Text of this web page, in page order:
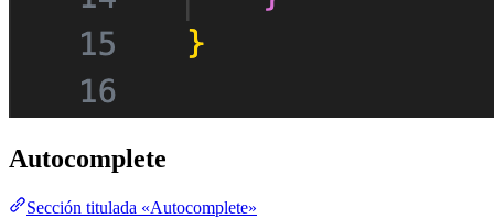
Autocomplete
Sección titulada «Autocomplete»